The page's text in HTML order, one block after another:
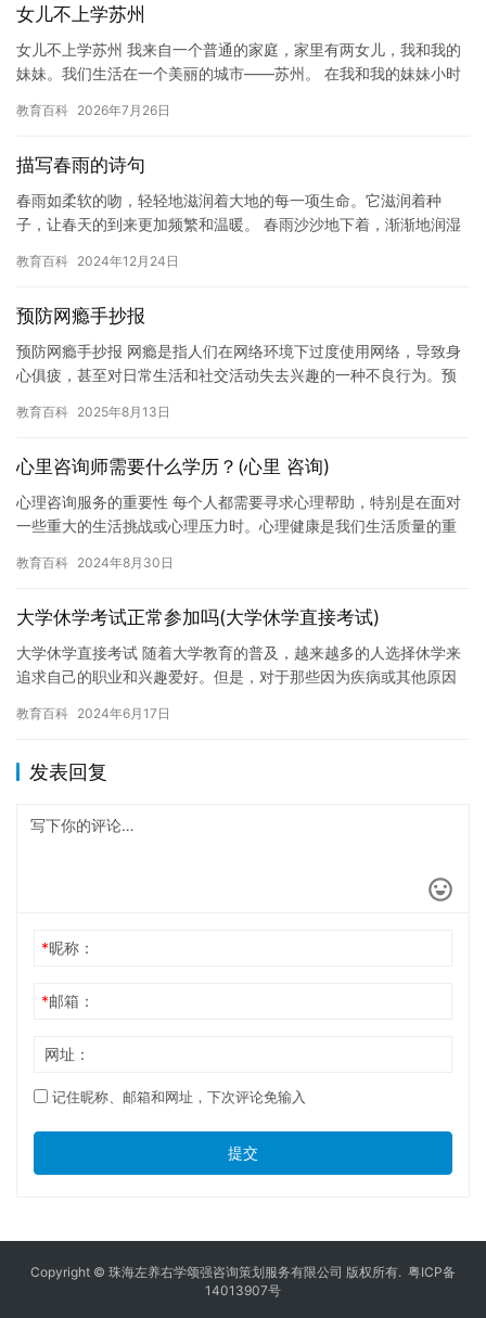
女儿不上学苏州
女儿不上学苏州 我来自一个普通的家庭，家里有两女儿，我和我的
妹妹。我们生活在一个美丽的城市——苏州。 在我和我的妹妹小时
时…
教育百科 2026年7月26日
描写春雨的诗句
春雨如柔软的吻，轻轻地滋润着大地的每一项生命。它滋润着种
子，让春天的到来更加频繁和温暖。 春雨沙沙地下着，渐渐地润湿
雨的滋…
教育百科 2024年12月24日
预防网瘾手抄报
预防网瘾手抄报 网瘾是指人们在网络环境下过度使用网络，导致身
心俱疲，甚至对日常生活和社交活动失去兴趣的一种不良行为。预
的方…
教育百科 2025年8月13日
心里咨询师需要什么学历？(心里 咨询)
心理咨询服务的重要性 每个人都需要寻求心理帮助，特别是在面对
一些重大的生活挑战或心理压力时。心理健康是我们生活质量的重
心…
教育百科 2024年8月30日
大学休学考试正常参加吗(大学休学直接考试)
大学休学直接考试 随着大学教育的普及，越来越多的人选择休学来
追求自己的职业和兴趣爱好。但是，对于那些因为疾病或其他原因
需要…
教育百科 2024年6月17日
发表回复
*昵称：
*邮箱：
网址：
记住昵称、邮箱和网址，下次评论免输入
提交
Copyright © 珠海左养右学颂强咨询策划服务有限公司 版权所有. 粤ICP备
14013907号